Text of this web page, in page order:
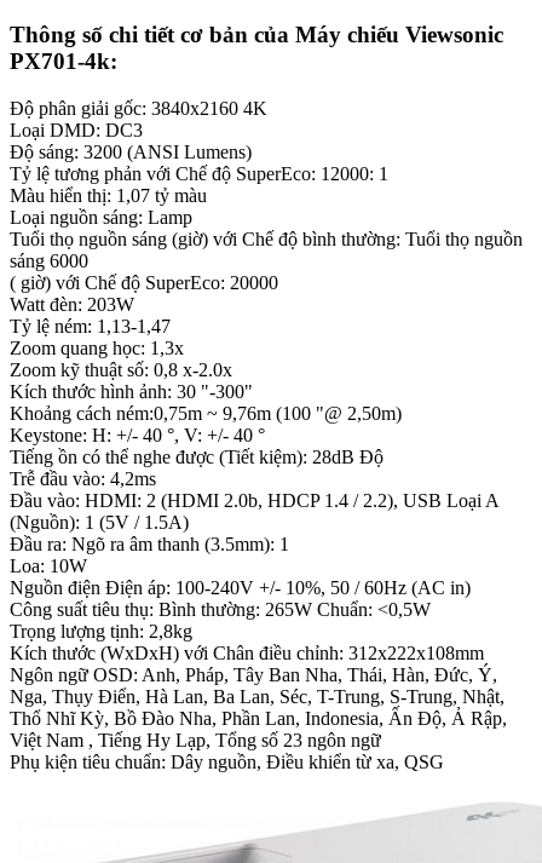
Thông số chi tiết cơ bản của Máy chiếu Viewsonic
PX701-4k:
Độ phân giải gốc: 3840x2160 4K
Loại DMD: DC3
Độ sáng: 3200 (ANSI Lumens)
Tỷ lệ tương phản với Chế độ SuperEco: 12000: 1
Màu hiển thị: 1,07 tỷ màu
Loại nguồn sáng: Lamp
Tuổi thọ nguồn sáng (giờ) với Chế độ bình thường: Tuổi thọ nguồn
sáng 6000
( giờ) với Chế độ SuperEco: 20000
Watt đèn: 203W
Tỷ lệ ném: 1,13-1,47
Zoom quang học: 1,3x
Zoom kỹ thuật số: 0,8 x-2.0x
Kích thước hình ảnh: 30 "-300"
Khoảng cách ném:0,75m ~ 9,76m (100 "@ 2,50m)
Keystone: H: +/- 40 °, V: +/- 40 °
Tiếng ồn có thể nghe được (Tiết kiệm): 28dB Độ
Trễ đầu vào: 4,2ms
Đầu vào: HDMI: 2 (HDMI 2.0b, HDCP 1.4 / 2.2), USB Loại A
(Nguồn): 1 (5V / 1.5A)
Đầu ra: Ngõ ra âm thanh (3.5mm): 1
Loa: 10W
Nguồn điện Điện áp: 100-240V +/- 10%, 50 / 60Hz (AC in)
Công suất tiêu thụ: Bình thường: 265W Chuẩn: <0,5W
Trọng lượng tịnh: 2,8kg
Kích thước (WxDxH) với Chân điều chỉnh: 312x222x108mm
Ngôn ngữ OSD: Anh, Pháp, Tây Ban Nha, Thái, Hàn, Đức, Ý,
Nga, Thụy Điển, Hà Lan, Ba Lan, Séc, T-Trung, S-Trung, Nhật,
Thổ Nhĩ Kỳ, Bồ Đào Nha, Phần Lan, Indonesia, Ấn Độ, Ả Rập,
Việt Nam , Tiếng Hy Lạp, Tổng số 23 ngôn ngữ
Phụ kiện tiêu chuẩn: Dây nguồn, Điều khiển từ xa, QSG